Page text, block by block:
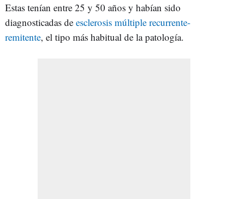
Estas tenían entre 25 y 50 años y habían sido
diagnosticadas de esclerosis múltiple recurrente-
remitente, el tipo más habitual de la patología.